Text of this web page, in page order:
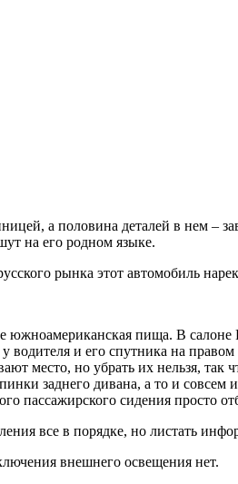
а половина деталей в нем –
на его родном языке.
рынка этот автомобиль
пища. В
и его спутника на
место, но убрать их нельзя,
заднего дивана, а то и
пассажирского сидения просто
все в порядке, но листать
внешнего освещения нет.